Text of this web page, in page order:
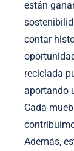
están
contar
reciclada
aportando
Cada
Además,